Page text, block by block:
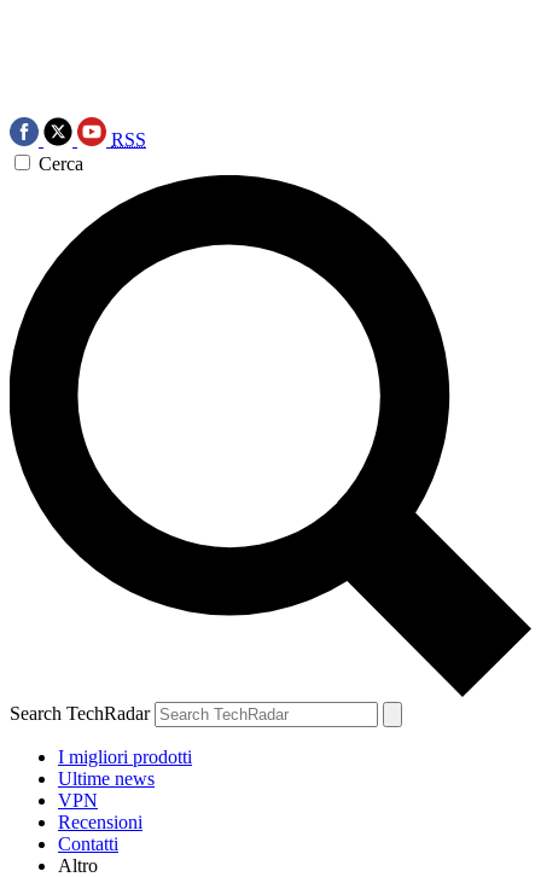
RSS
Cerca
Search TechRadar
I migliori prodotti
Ultime news
VPN
Recensioni
Contatti
Altro